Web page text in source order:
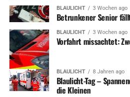
BLAULICHT 3 Wochen ago
Betrunkener Senior
BLAULICHT 3 Wochen ago
Vorfahrt missachtet:
BLAULICHT 8 Jahren ago
Blaulicht-Tag –
die Kleinen